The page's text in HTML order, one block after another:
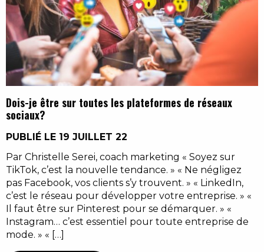
Dois-je être sur toutes les plateformes de réseaux
sociaux?
PUBLIÉ LE 19 JUILLET 22
Par Christelle Serei, coach marketing « Soyez sur
TikTok, c’est la nouvelle tendance. » « Ne négligez
pas Facebook, vos clients s’y trouvent. » « LinkedIn,
c’est le réseau pour développer votre entreprise. » «
Il faut être sur Pinterest pour se démarquer. » «
Instagram… c’est essentiel pour toute entreprise de
mode. » « […]